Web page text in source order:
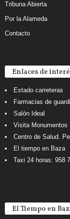
Tribuna Abierta
Por la Alameda
Contacto
Enlaces de
Estado carreteras
Farmacias de
Salón Ideal
Visita Monumentos
Centro de Salud.
El tiempo en Baza
Taxi 24 horas: 958
El Tiempo en